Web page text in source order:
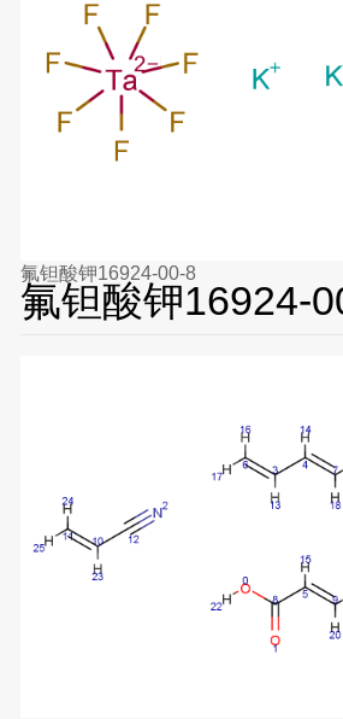
氟钽酸钾16924-00-8
氟钽酸钾16924-